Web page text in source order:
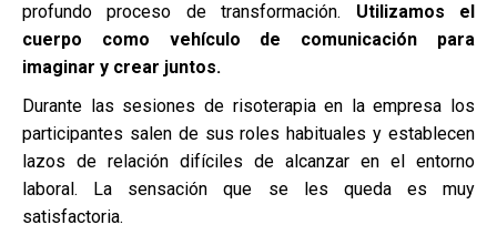
profundo proceso de transformación. Utilizamos el
cuerpo como vehículo de comunicación para
imaginar y crear juntos.
Durante las sesiones de risoterapia en la empresa los
participantes salen de sus roles habituales y establecen
lazos de relación difíciles de alcanzar en el entorno
laboral. La sensación que se les queda es muy
satisfactoria.